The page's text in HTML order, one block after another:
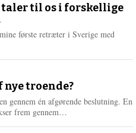
taler til os i forskellige
første retræter i Sverige med
troende?
gennem én afgørende beslutning. En
frem gennem…